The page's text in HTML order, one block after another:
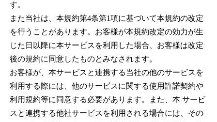
す。
また当社は、本規約第4条第1項に基づいて本規約の改定
を行うことがあります。お客様が本規約改定の効力が生
じた日以降に本サービスを利用した場合、お客様は改定
後の規約に同意したものとみなされます。
お客様が、本サービスと連携する当社の他のサービスを
利用する際には、他のサービスに関する使用許諾契約や
利用規約等に同意する必要があります。また、本 サービ
スと連携する他社サービスを利用される場合には、その